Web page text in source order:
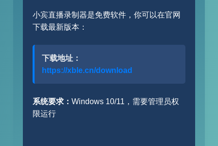
小宾直播录制器是免费软件，你可以在官网
下载最新版本：
下载地址：
https://xble.cn/download
系统要求： Windows 10/11，需要管理员权
限运行